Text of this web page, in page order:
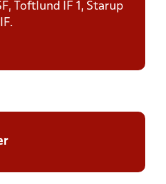
Toftlund IF 1, Starup